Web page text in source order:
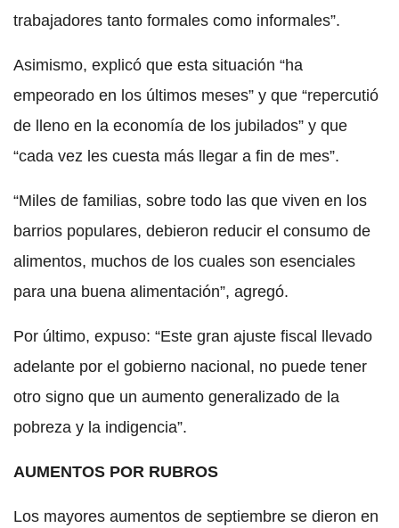
trabajadores tanto formales como informales”.
Asimismo, explicó que esta situación “ha
empeorado en los últimos meses” y que “repercutió
de lleno en la economía de los jubilados” y que
“cada vez les cuesta más llegar a fin de mes”.
“Miles de familias, sobre todo las que viven en los
barrios populares, debieron reducir el consumo de
alimentos, muchos de los cuales son esenciales
para una buena alimentación”, agregó.
Por último, expuso: “Este gran ajuste fiscal llevado
adelante por el gobierno nacional, no puede tener
otro signo que un aumento generalizado de la
pobreza y la indigencia”.
AUMENTOS POR RUBROS
Los mayores aumentos de septiembre se dieron en